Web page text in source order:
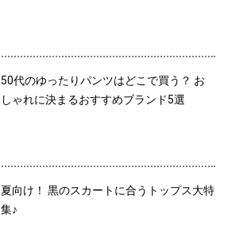
50代のゆったりパンツはどこで買う？ お
しゃれに決まるおすすめブランド5選
夏向け！ 黒のスカートに合うトップス大特
集♪